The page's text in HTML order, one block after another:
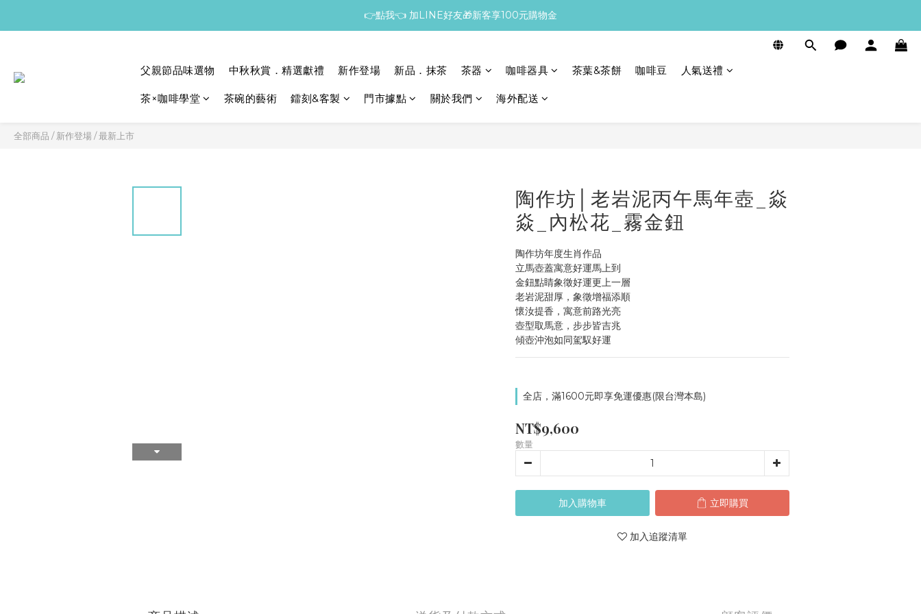
👉點我👈 加LINE好友🎁新客享100元購物金
父親節品味選物 中秋秋賞．精選獻禮 新作登場 新品．抹茶 茶器 咖啡器具 茶葉&茶餅 咖啡豆 人氣送禮
茶×咖啡學堂 茶碗的藝術 鐳刻&客製 門市據點 關於我們 海外配送
全部商品 /新作登場 /最新上市
陶作坊│老岩泥丙午馬年壺_焱
焱_內松花_霧金鈕
陶作坊年度生肖作品
立馬壺蓋寓意好運馬上到
金鈕點睛象徵好運更上一層
老岩泥甜厚，象徵增福添順
懷汝提香，寓意前路光亮
壺型取馬意，步步皆吉兆
傾壺沖泡如同駕馭好運
全店，滿1600元即享免運優惠(限台灣本島)
NT$9,600
數量
加入購物車 立即購買
加入追蹤清單